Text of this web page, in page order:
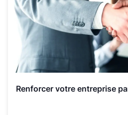
Renforcer votre entreprise